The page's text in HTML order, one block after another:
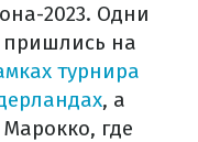
2023. Одни
пришлись на
турнира
, а
где